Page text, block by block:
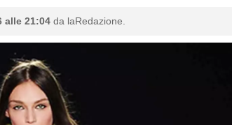
alle 21:04 da laRedazione.